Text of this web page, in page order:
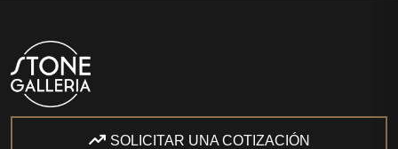
SOLICITAR UNA COTIZACIÓN